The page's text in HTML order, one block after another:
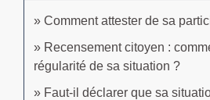
Comment attester de sa
Recensement citoyen :
régularité de sa situation ?
Faut-il déclarer que sa